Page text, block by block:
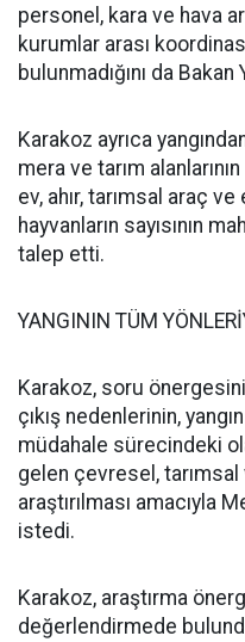
personel, kara ve hava
kurumlar arası
bulunmadığını da Bakan
Karakoz ayrıca
mera ve tarım
ev, ahır, tarımsal araç
hayvanların sayısının
talep etti.
YANGININ TÜM
Karakoz, soru
çıkış nedenlerinin,
müdahale sürecindeki
gelen çevresel, tarımsal
araştırılması amacıyla
istedi.
Karakoz, araştırma
değerlendirmede